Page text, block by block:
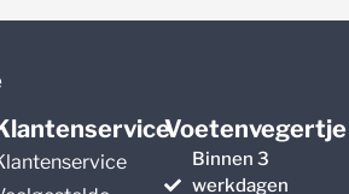
Voetenvegertje
Binnen 3
werkdagen